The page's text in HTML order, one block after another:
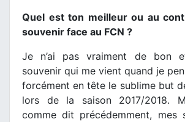
Quel est ton meilleur ou au
souvenir face au FCN ?
Je n’ai pas vraiment de bon
souvenir qui me vient quand je
forcément en tête le sublime but
lors de la saison 2017/2018.
comme dit précédemment, mes